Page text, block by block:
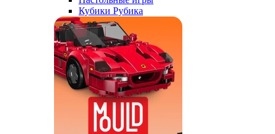
Кубики Рубика